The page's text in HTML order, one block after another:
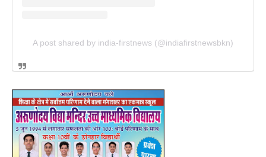
A post shared by india-firstnews (@indiafirstnewsbkn)